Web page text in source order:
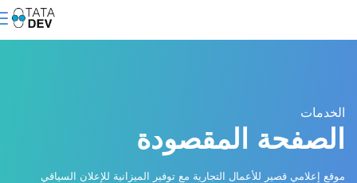
الخدمات
الصفحة المقصودة
موقع إعلامي قصير للأعمال التجارية مع توفير الميزانية للإعلان السياقي